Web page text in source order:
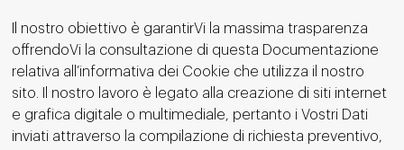
Il nostro obiettivo è garantirVi la massima trasparenza
offrendoVi la consultazione di questa Documentazione
relativa all’informativa dei Cookie che utilizza il nostro
sito. Il nostro lavoro è legato alla creazione di siti internet
e grafica digitale o multimediale, pertanto i Vostri Dati
inviati attraverso la compilazione di richiesta preventivo,